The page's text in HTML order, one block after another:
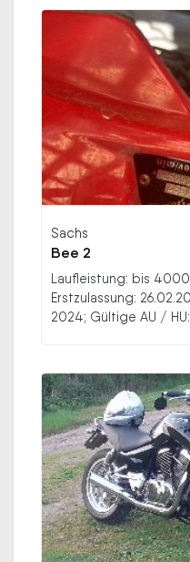
Sachs
Bee 2
Laufleistung: bis
Erstzulassung:
2024; Gültige AU /